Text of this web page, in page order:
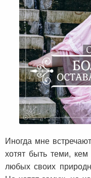
Иногда мне
хотят быть теми,
любых своих